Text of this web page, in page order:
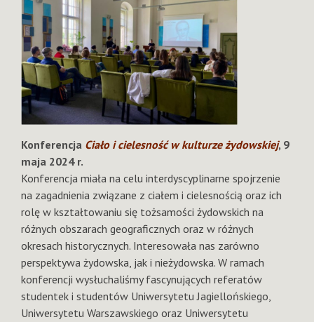
Konferencja Ciało i cielesność w kulturze żydowskiej, 9
maja 2024 r.
Konferencja miała na celu interdyscyplinarne spojrzenie
na zagadnienia związane z ciałem i cielesnością oraz ich
rolę w kształtowaniu się tożsamości żydowskich na
różnych obszarach geograficznych oraz w różnych
okresach historycznych. Interesowała nas zarówno
perspektywa żydowska, jak i nieżydowska. W ramach
konferencji wysłuchaliśmy fascynujących referatów
studentek i studentów Uniwersytetu Jagiellońskiego,
Uniwersytetu Warszawskiego oraz Uniwersytetu